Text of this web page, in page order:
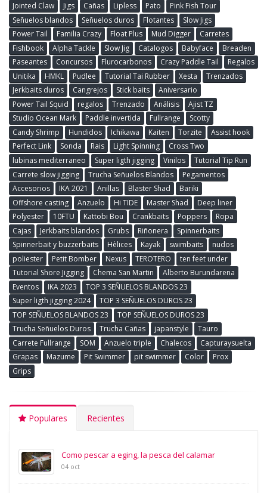
Jointed Claw
Jigs Cañas Lipless Pato
Pink Fish Tour
Señuelos blandos
Señuelos duros Flotantes
Slow Jigs
Power Tail
Familia Crazy Float Plus Mud Digger
Carretes
Fishbook
Alpha Tackle Slow Jig Catalogos Babyface
Breaden
Paseantes
Concursos Flurocarbonos Crazy Paddle Tail
Regalos
Unitika
HMKL Pudlee Tutorial Tai Rubber Xesta
Trenzados
Jerkbaits duros
Cangrejos Stick baits
Aniversario
Power Tail Squid
regalos Trenzado Análisis
Ajist TZ
Studio Ocean Mark
Paddle invertida Fullrange
Scotty
Candy Shrimp
Hundidos Ichikawa Kaiten Torzite
Assist hook
Perfect Link
Sonda Rais Light Spinning
Cross Two
lubinas mediterraneo
Super ligth jigging Vinilos
Tutorial Tip Run
Carrete slow jigging
Trucha Señuelos Blandos
Pegamentos
Accesorios
IKA 2021 Anillas Blaster Shad
Bariki
Offshore casting
Anzuelo Hi TIDE Master Shad
Deep liner
Polyester
10FTU Kattobi Bou Crankbaits Poppers
Ropa
Cajas
Jerkbaits blandos Grubs Riñonera
Spinnerbaits
Spinnerbait y buzzerbaits
Hèlices Kayak swimbaits
nudos
poliester
Petit Bomber Nexus TEROTERO
ten feet under
Tutorial Shore Jigging
Chema San Martin
Alberto Burundarena
Eventos
IKA 2023
TOP 3 SEÑUELOS BLANDOS 23
Super ligth jigging 2024
TOP 3 SEÑUELOS DUROS 23
TOP SEÑUELOS BLANDOS 23
TOP SEÑUELOS DUROS 23
Trucha Señuelos Duros
Trucha Cañas japanstyle
Tauro
Carrete Fullrange
SOM Anzuelo triple Chalecos
Capturaysuelta
Grapas
Mazume Pit Swimmer pit swimmer Color
Prox
Grips
Populares Recientes
Como pescar a eging, la pesca del calamar
04 oct